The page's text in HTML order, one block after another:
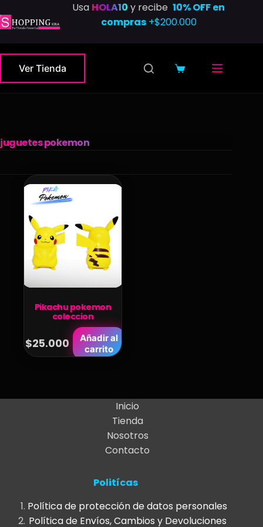
al
Usa HOLA10 y recibe10% OFF en
compras+$200.000
Ver Tienda
Carro
juguetes pokemon
Pikachu pokemon
coleccion
$25.000
Añadir al
carrito
Inicio
Tienda
Nosotros
Contacto
Politícas
Política de protección de datos personales
Política de Envíos, Cambios y Devoluciones